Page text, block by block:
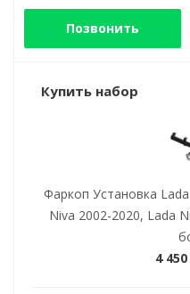
Позвонить
Купить набор
Фаркоп Установка
Niva 2002-2020, Lada
4 450